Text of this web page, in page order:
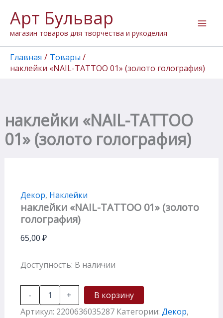
содержимому
Арт Бульвар
магазин товаров для творчества и рукоделия
Главная
Товары
наклейки «NAIL-TATTOO 01» (золото голография)
наклейки «NAIL-TATTOO
01» (золото голография)
Декор, Наклейки
наклейки «NAIL-TATTOO 01» (золото
голография)
65,00 ₽
Доступность: В наличии
-
товара
наклейки
"NAIL-
TATTOO
01"
(золото
голография)
+
В корзину
Артикул: 2200636035287 Категории: Декор,